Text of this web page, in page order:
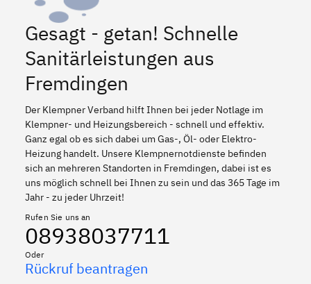
Gesagt - getan! Schnelle
Sanitärleistungen aus
Fremdingen
Der Klempner Verband hilft Ihnen bei jeder Notlage im
Klempner- und Heizungsbereich - schnell und effektiv.
Ganz egal ob es sich dabei um Gas-, Öl- oder Elektro-
Heizung handelt. Unsere Klempnernotdienste befinden
sich an mehreren Standorten in Fremdingen, dabei ist es
uns möglich schnell bei Ihnen zu sein und das 365 Tage im
Jahr - zu jeder Uhrzeit!
Rufen Sie uns an
08938037711
Oder
Rückruf beantragen